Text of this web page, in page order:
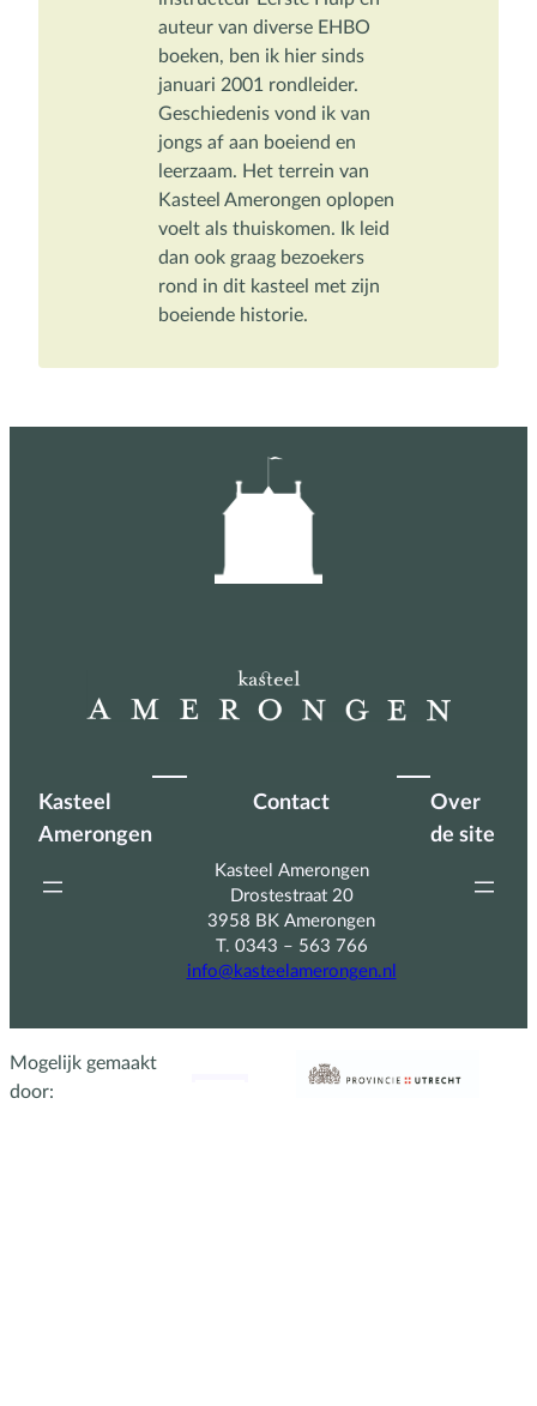
auteur van diverse EHBO
boeken, ben ik hier sinds
januari 2001 rondleider.
Geschiedenis vond ik van
jongs af aan boeiend en
leerzaam. Het terrein van
Kasteel Amerongen oplopen
voelt als thuiskomen. Ik leid
dan ook graag bezoekers
rond in dit kasteel met zijn
boeiende historie.
Kasteel
Amerongen
Contact
Kasteel Amerongen
Drostestraat 20
3958 BK Amerongen
T. 0343 – 563 766
info@kasteelamerongen.nl
Over
de site
Mogelijk gemaakt
door: